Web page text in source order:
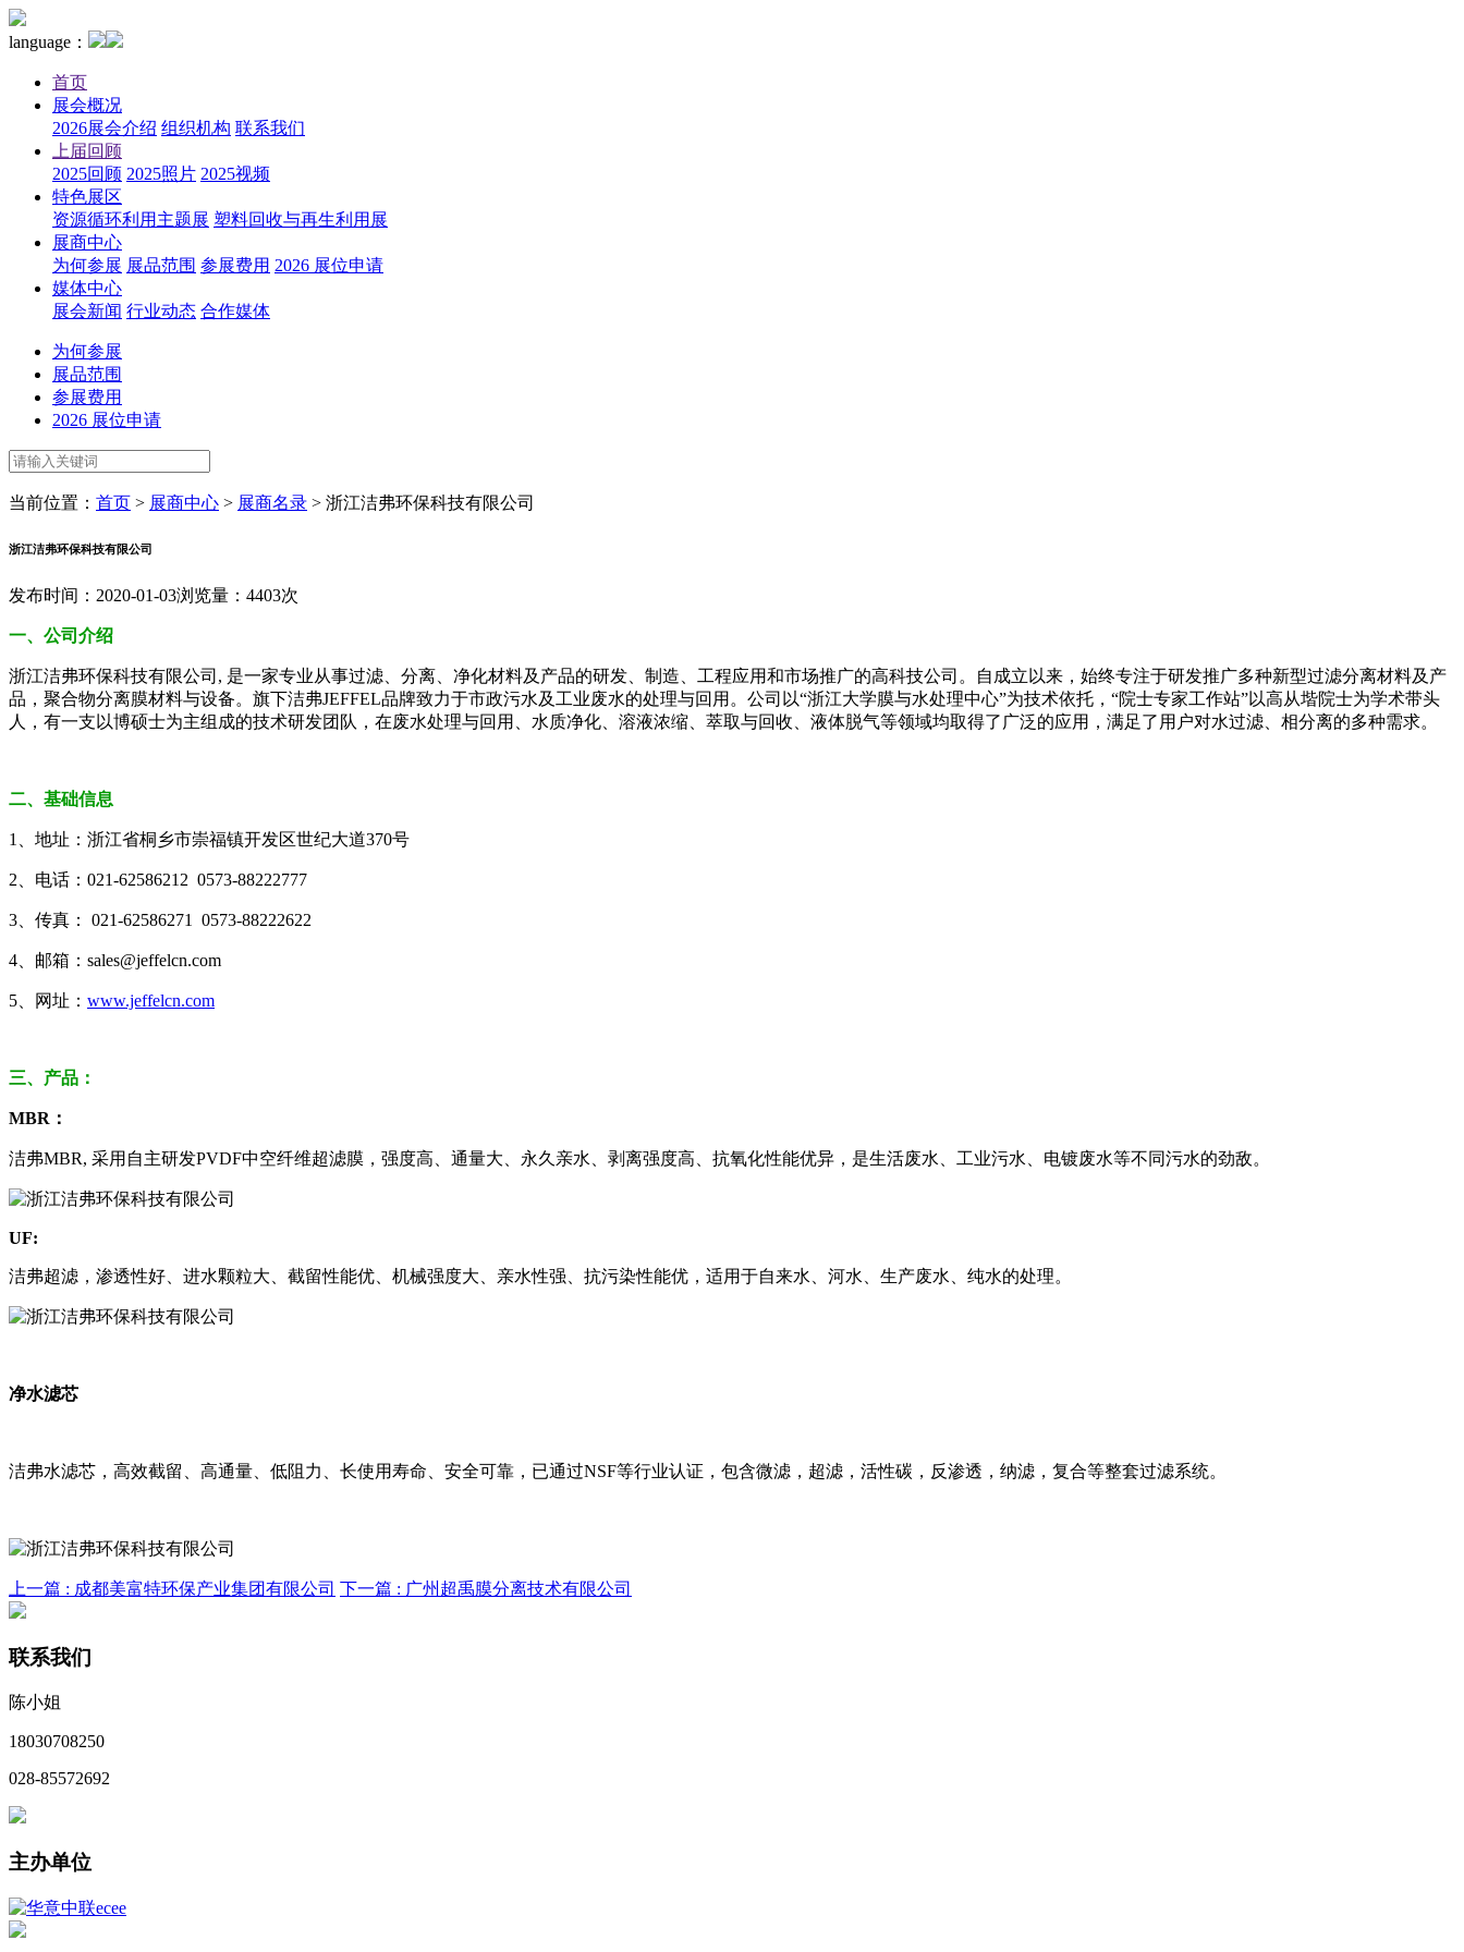
language：
首页
展会概况
2026展会介绍 组织机构 联系我们
上届回顾
2025回顾 2025照片 2025视频
特色展区
资源循环利用主题展 塑料回收与再生利用展
展商中心
为何参展 展品范围 参展费用 2026 展位申请
媒体中心
展会新闻 行业动态 合作媒体
为何参展
展品范围
参展费用
2026 展位申请
当前位置： 首页 > 展商中心 > 展商名录 > 浙江洁弗环保科技有限公司
浙江洁弗环保科技有限公司
发布时间：2020-01-03浏览量：4403次
一、公司介绍
浙江洁弗环保科技有限公司 , 是一家专业从事过滤、分离、净化材料及产品的研发、制造、工程应用和市场推广的高科技公司。自成立以来，始终专注于研发推广多种新型过滤分离材料及产
品，聚合物分离膜材料与设备。旗下洁弗JEFFEL品牌致力于市政污水及工业废水的处理与回用。公司以“浙江大学膜与水处理中心”为技术依托，“院士专家工作站”以高从堦院士为学术带头
人，有一支以博硕士为主组成的技术研发团队，在废水处理与回用、水质净化、溶液浓缩、萃取与回收、液体脱气等领域均取得了广泛的应用，满足了用户对水过滤、相分离的多种需求。
二、基础信息
1、 地址：浙江省桐乡市崇福镇开发区世纪大道370号
2、 电话：021-62586212 0573-88222777
3、 传真： 021-62586271 0573-88222622
4、 邮箱：sales@jeffelcn.com
5、 网址： www.jeffelcn.com
三、产品：
MBR：
洁弗MBR, 采用自主研发PVDF中空纤维超滤膜， 强度高、通量大、永久亲水、剥离强度高、抗氧化性能优异，是生活废水、工业污水、电镀废水等不同污水的劲敌。
UF:
洁弗超滤， 渗透性好、进水颗粒大、截留性能优、机械强度大、亲水性强、抗污染性能优，适用于自来水、河水、生产废水、纯水的处理。
净水滤芯
洁弗水滤芯，高效截留、高通量、低阻力、长使用寿命、安全可靠，已通过NSF等行业认证，包含微滤，超滤，活性碳，反渗透，纳滤，复合等整套过滤系统。
上一篇 : 成都美富特环保产业集团有限公司 下一篇 : 广州超禹膜分离技术有限公司
联系我们
陈小姐
18030708250
028-85572692
主办单位